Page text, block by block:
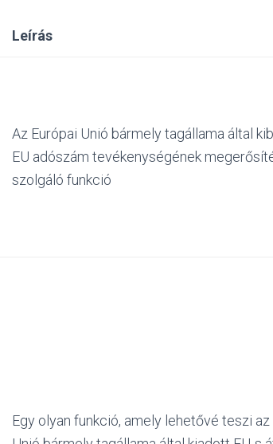
Leírás
Az Európai Unió bármely tagállama által
EU adószám tevékenységének
szolgáló funkció
Egy olyan funkció, amely lehetővé teszi az